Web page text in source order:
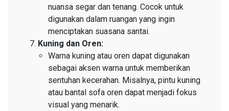
nuansa segar dan tenang. Cocok untuk
digunakan dalam ruangan yang ingin
menciptakan suasana santai.
Kuning dan Oren:
Warna kuning atau oren dapat digunakan
sebagai aksen warna untuk memberikan
sentuhan kecerahan. Misalnya, pintu kuning
atau bantal sofa oren dapat menjadi fokus
visual yang menarik.